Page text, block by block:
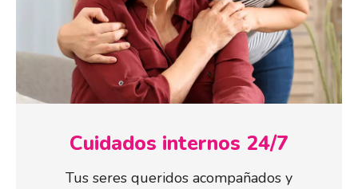
Cuidados internos 24/7
Tus seres queridos acompañados y